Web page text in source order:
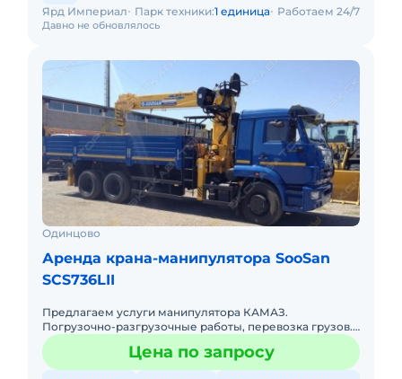
Давно не обновлялось
Ярд Империал Парк техники:1 единица Работаем 24/7
Одинцово
Аренда крана-манипулятора SooSan
SCS736LII
Предлагаем услуги манипулятора КАМАЗ.
Погрузочно-разгрузочные работы, перевозка грузов.
Также в наличие имеется люлька. Работаем без
выходных. На долгосрочнЦена по запросу